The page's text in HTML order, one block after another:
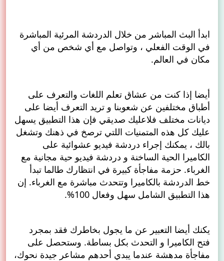
ابدأ البث المباشر من خلال الدردشة المرئية المباشرة
في الوقت الفعلي ، وتواصل مع أي شخص من أي
مكان في العالم.
أيضا إذا كنت من عشاق تعلم اللغات والتعرف على
أطباق مختلفين عن شعوبنا و تريد التعرف أيضا على
ديانات مختلف فلاعليك صديقي فإن هذا التطبيق يسهل
عليك كل هذه المتمنيات اللتي ترصخ في ذهنك وتشغل
بالك ، يمكنك إجراء دردشة فيديو عشوائية على
الكاميرا الحية الساخنة و دردشة فيديو حية مجانية مع
الغرباء. حزمة مفاجأة كبيرة في انتظارك طالما تبدأ
خط الدردشة بالكاميرا وتتحدث مباشرة مع الغرباء. إن
هذا التطبيق الشامل سهل وفعال 100%.
يكنك أيضا التعبير عن ما يجول بخاطرك فقد بمجرد
فتح الكاميرا و التحدث بكل بساطة. وستحصل على
مفاجأة مدهشة عندما يبدي أحدهم مشاعر جيدة نحوك،